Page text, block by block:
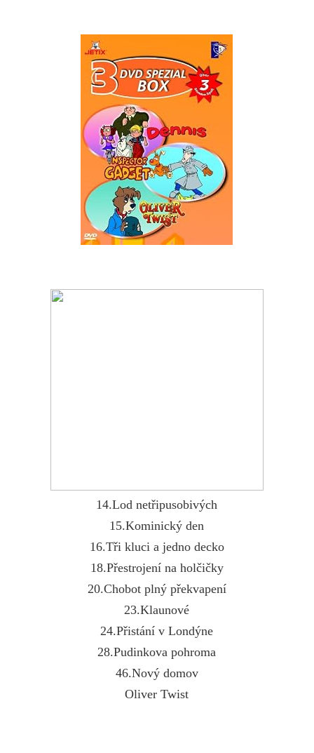
14.Lod netřipusobivých
15.Kominický den
16.Tři kluci a jedno decko
18.Přestrojení na holčičky
20.Chobot plný překvapení
23.Klaunové
24.Přistání v Londýne
28.Pudinkova pohroma
46.Nový domov
Oliver Twist